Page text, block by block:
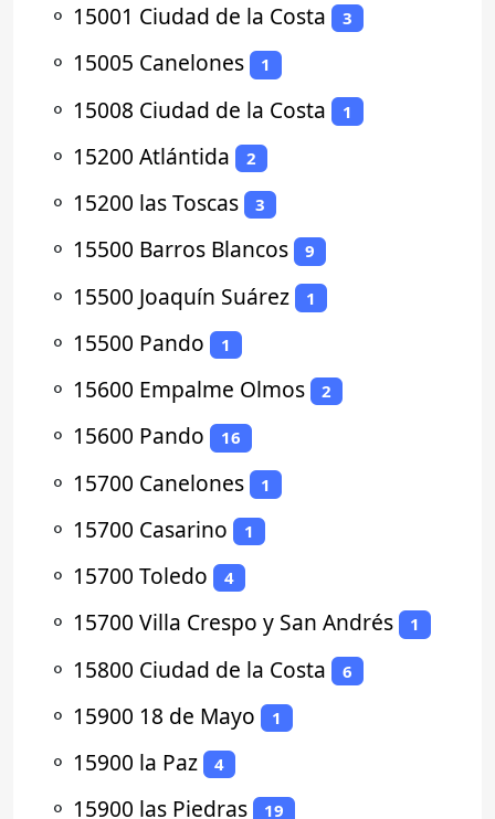
⚬ 15001 Ciudad de la Costa 3
⚬ 15005 Canelones 1
⚬ 15008 Ciudad de la Costa 1
⚬ 15200 Atlántida 2
⚬ 15200 las Toscas 3
⚬ 15500 Barros Blancos 9
⚬ 15500 Joaquín Suárez 1
⚬ 15500 Pando 1
⚬ 15600 Empalme Olmos 2
⚬ 15600 Pando 16
⚬ 15700 Canelones 1
⚬ 15700 Casarino 1
⚬ 15700 Toledo 4
⚬ 15700 Villa Crespo y San Andrés 1
⚬ 15800 Ciudad de la Costa 6
⚬ 15900 18 de Mayo 1
⚬ 15900 la Paz 4
⚬ 15900 las Piedras 19